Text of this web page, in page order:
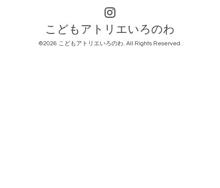
こどもアトリエいろのわ
©2026 こどもアトリエいろのわ. All Rights Reserved.